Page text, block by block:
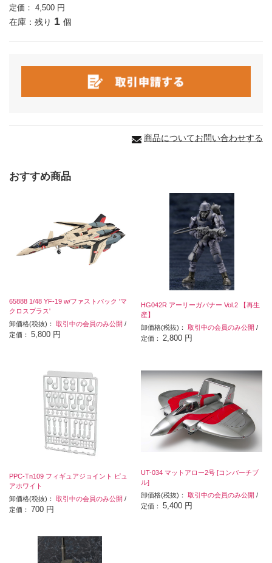
定価： 4,500 円
在庫：残り 1 個
商品についてお問い合わせする
おすすめ商品
65888 1/48 YF-19 w/ファストパック 'マ
クロスプラス'
卸価格(税抜)： 取引中の会員のみ公開 /
定価： 5,800 円
HG042R アーリーガバナー Vol.2 【再生
産】
卸価格(税抜)：取引中の会員のみ公開 /
定価： 2,800 円
PPC-Tn109 フィギュアジョイント ピュ
アホワイト
卸価格(税抜)： 取引中の会員のみ公開 /
定価： 700 円
UT-034 マットアロー2号 [コンバーチブ
ル]
卸価格(税抜)：取引中の会員のみ公開 /
定価：5,400 円